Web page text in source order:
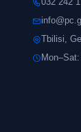
Tbilisi,